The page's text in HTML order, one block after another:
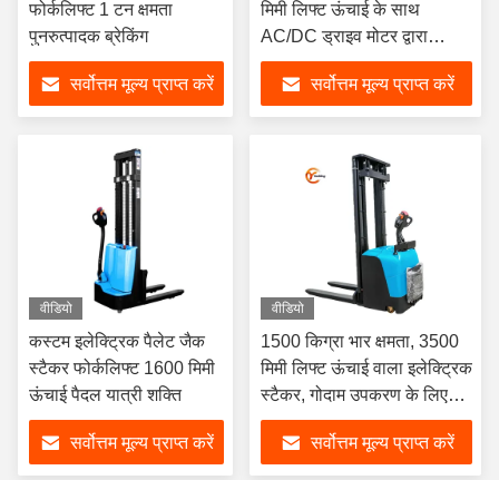
फोर्कलिफ्ट 1 टन क्षमता
पुनरुत्पादक ब्रेकिंग
सर्वोत्तम मूल्य प्राप्त करें
मिमी लिफ्ट ऊंचाई के साथ
AC/DC ड्राइव मोटर द्वारा
संचालित वॉकie इलेक्ट्रिक
स्टैकर फोर्कलिफ्ट पर खड़े हों
सर्वोत्तम मूल्य प्राप्त करें
वीडियो
कस्टम इलेक्ट्रिक पैलेट जैक
स्टैकर फोर्कलिफ्ट 1600 मिमी
ऊंचाई पैदल यात्री शक्ति
सर्वोत्तम मूल्य प्राप्त करें
वीडियो
1500 किग्रा भार क्षमता, 3500
मिमी लिफ्ट ऊंचाई वाला इलेक्ट्रिक
स्टैकर, गोदाम उपकरण के लिए
0.75kw ड्राइव मोटर के साथ
सर्वोत्तम मूल्य प्राप्त करें